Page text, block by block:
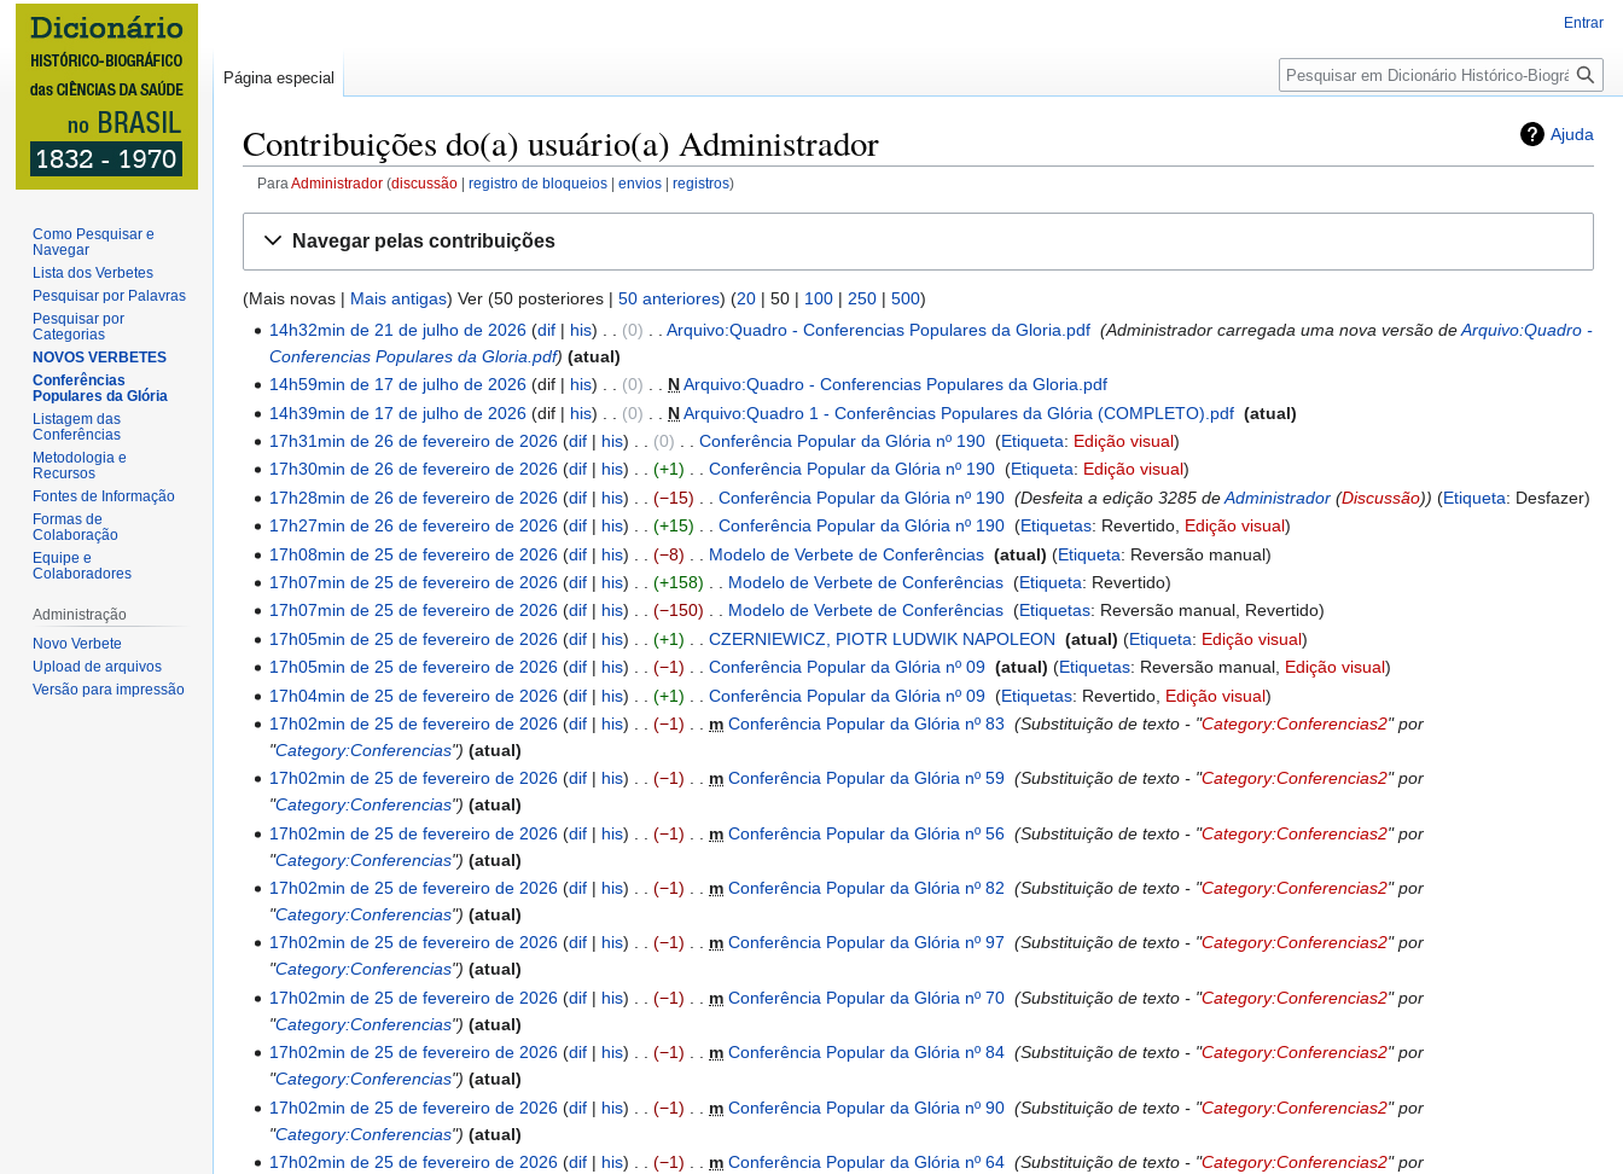
Ajuda
Contribuições do(a) usuário(a) Administrador
Para Administrador discussão registro de bloqueios envios registros
para
para
Navegar pelas contribuições
(Mais novas | Mais antigas) Ver (50 posteriores | 50 anteriores) (20 | 50 | 100 | 250 | 500)
21
julho
de
2026
14h32min de 21 de julho de 2026 dif his 0 Arquivo:Quadro - Conferencias Populares da Gloria.pdf ‎ Administrador carregada uma nova versão deArquivo:Quadro -
Conferencias Populares da Gloria.pdf
atual
17
de
julho
de
2026
14h59min de 17 de julho de 2026 dif his 0 N Arquivo:Quadro - Conferencias Populares da Gloria.pdf
S
e
m
r
e
o
d
e
e
d
ç
ã
o
14h39min de 17 de julho de 2026 dif his 0 N Arquivo:Quadro 1 - Conferências Populares da Glória (COMPLETO).pdf
S
e
m
r
e
o
d
e
e
d
i
ç
ã
o
atual
26
de
fevereiro
de
2026
17h31min de 26 de fevereiro de 2026 dif his 0 Conferência Popular da Glória nº 190
S
e
m
r
e
o
d
e
e
d
ç
ã
o
Etiqueta: Edição visual
17h30min de 26 de fevereiro de 2026 dif his +1 Conferência Popular da Glória nº 190
S
e
m
r
e
o
d
e
e
d
i
ç
ã
o
Etiqueta: Edição visual
17h28min de 26 de fevereiro de 2026 dif his −15 Conferência Popular da Glória nº 190 ‎ Desfeita a edição 3285 deAdministrador (Discussão) Etiqueta: Desfazer
17h27min de 26 de fevereiro de 2026 dif his +15 Conferência Popular da Glória nº 190
S
e
m
r
e
d
e
e
d
i
ç
ã
o
Etiquetas: Revertido Edição visual
25
de
fevereiro
de
2026
17h08min de 25 de fevereiro de 2026 dif his −8 Modelo de Verbete de Conferências
S
e
m
r
e
e
e
d
ç
ã
o
atual Etiqueta: Reversão manual
17h07min de 25 de fevereiro de 2026 dif his +158 Modelo de Verbete de Conferências
S
e
m
r
e
s
e
d
i
ç
ã
o
Etiqueta: Revertido
17h07min de 25 de fevereiro de 2026 dif his −150 Modelo de Verbete de Conferências
S
e
m
r
e
s
u
d
ç
ã
o
Etiquetas: Reversão manual Revertido
17h05min de 25 de fevereiro de 2026 dif his +1 CZERNIEWICZ, PIOTR LUDWIK NAPOLEON
S
e
m
r
e
s
u
m
i
ã
o
atual Etiqueta: Edição visual
17h05min de 25 de fevereiro de 2026 dif his −1 Conferência Popular da Glória nº 09
S
e
m
r
e
s
u
m
o
ç
ã
o
atual Etiquetas: Reversão manual Edição visual
17h04min de 25 de fevereiro de 2026 dif his +1 Conferência Popular da Glória nº 09
S
e
m
r
e
s
u
m
o
d
ã
o
Etiquetas: Revertido Edição visual
17h02min de 25 de fevereiro de 2026 dif his −1 m Conferência Popular da Glória nº 83 ‎ Substituição de texto - "Category:Conferencias2" por
"Category:Conferencias"
atual
17h02min de 25 de fevereiro de 2026 dif his −1 m Conferência Popular da Glória nº 59 ‎ Substituição de texto - "Category:Conferencias2" por
"Category:Conferencias"
atual
17h02min de 25 de fevereiro de 2026 dif his −1 m Conferência Popular da Glória nº 56 ‎ Substituição de texto - "Category:Conferencias2" por
"Category:Conferencias"
atual
17h02min de 25 de fevereiro de 2026 dif his −1 m Conferência Popular da Glória nº 82 ‎ Substituição de texto - "Category:Conferencias2" por
"Category:Conferencias"
atual
17h02min de 25 de fevereiro de 2026 dif his −1 m Conferência Popular da Glória nº 97 ‎ Substituição de texto - "Category:Conferencias2" por
"Category:Conferencias"
atual
17h02min de 25 de fevereiro de 2026 dif his −1 m Conferência Popular da Glória nº 70 ‎ Substituição de texto - "Category:Conferencias2" por
"Category:Conferencias"
atual
17h02min de 25 de fevereiro de 2026 dif his −1 m Conferência Popular da Glória nº 84 ‎ Substituição de texto - "Category:Conferencias2" por
"Category:Conferencias"
atual
17h02min de 25 de fevereiro de 2026 dif his −1 m Conferência Popular da Glória nº 90 ‎ Substituição de texto - "Category:Conferencias2" por
"Category:Conferencias"
atual
17h02min de 25 de fevereiro de 2026 dif his −1 m Conferência Popular da Glória nº 64 ‎ Substituição de texto - "Category:Conferencias2" por
Entrar
Página especial Pesquisa
Como Pesquisar e
Navegar
Lista dos Verbetes
Pesquisar por Palavras
Pesquisar por
Categorias
NOVOS VERBETES
Conferências
Populares da Glória
Listagem das
Conferências
Metodologia e
Recursos
Fontes de Informação
Formas de
Colaboração
Equipe e
Colaboradores
Administração
Novo Verbete
Upload de arquivos
Versão para impressão